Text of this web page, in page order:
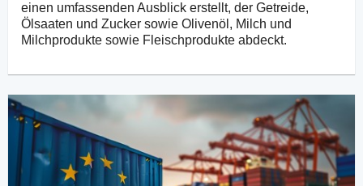
einen umfassenden Ausblick erstellt, der Getreide,
Ölsaaten und Zucker sowie Olivenöl, Milch und
Milchprodukte sowie Fleischprodukte abdeckt.